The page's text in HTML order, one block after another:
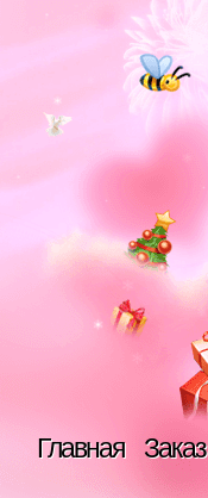
Главная Заказ